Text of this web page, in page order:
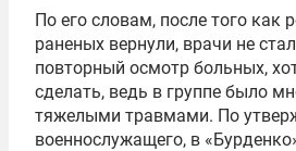
По его словам, после того как
раненых вернули, врачи не
повторный осмотр больных,
сделать, ведь в группе было
тяжелыми травмами. По
военнослужащего, в